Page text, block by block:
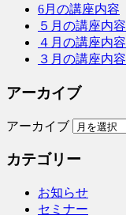
6月の講座内容
５月の講座内容
４月の講座内容
３月の講座内容
アーカイブ
アーカイブ
カテゴリー
お知らせ
セミナー